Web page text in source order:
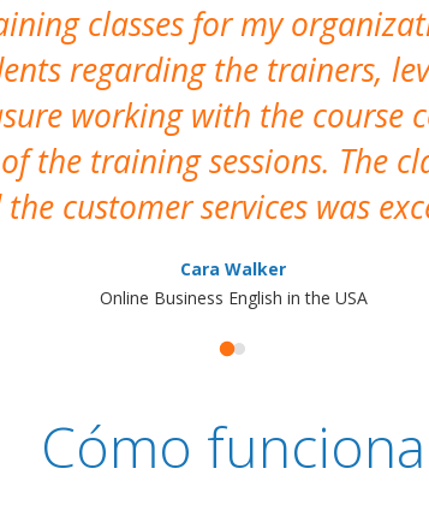
classes for my
regarding the trainers,
working with the course
the training sessions. The
customer services was
Cara Walker
Online Business English in the USA
Cómo funciona